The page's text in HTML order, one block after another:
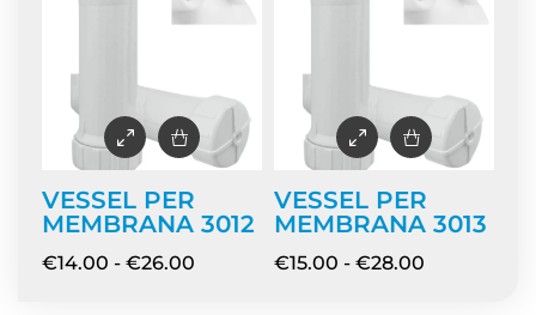
VESSEL PER
MEMBRANA 3012
€14.00 - €26.00
VESSEL PER
MEMBRANA 3013
€15.00 - €28.00